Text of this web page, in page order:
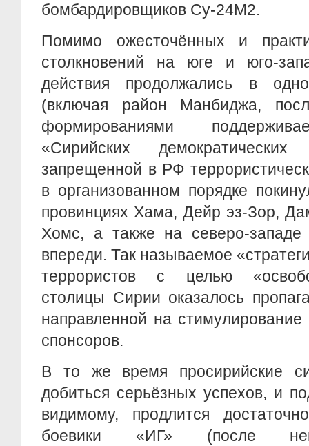
бомбардировщиков Су-24М2.
Помимо ожесточённых и
столкновений на юге и юго-
действия продолжались в
(включая район Манбиджа,
формированиями
«Сирийских
запрещенной в РФ
в организованном порядке
провинциях Хама, Дейр эз-Зор,
Хомс, а также на северо-
впереди. Так называемое
террористов с целью
столицы Сирии оказалось
направленной на
спонсоров.
В то же время просирийские
добиться серьёзных успехов, и
видимому, продлится
боевики «ИГ» (после